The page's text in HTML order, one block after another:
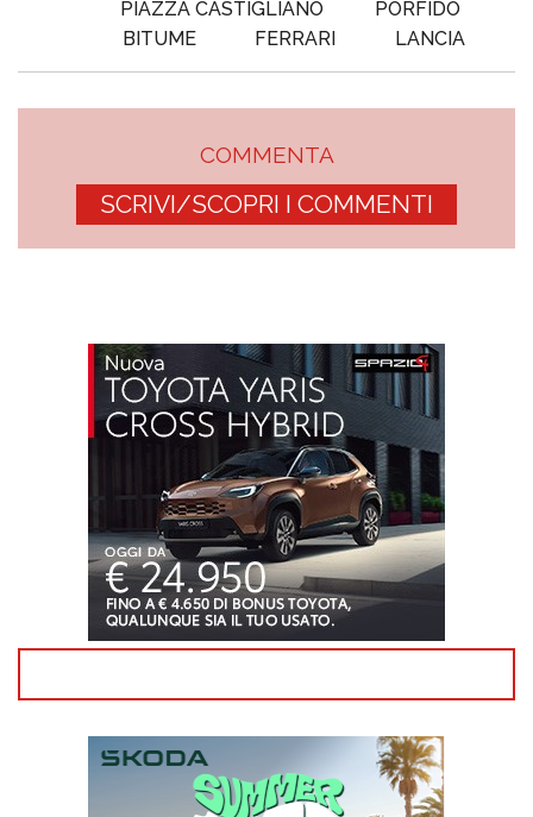
PIAZZA CASTIGLIANO
PORFIDO
BITUME
FERRARI LANCIA
COMMENTA
SCRIVI/SCOPRI I COMMENTI